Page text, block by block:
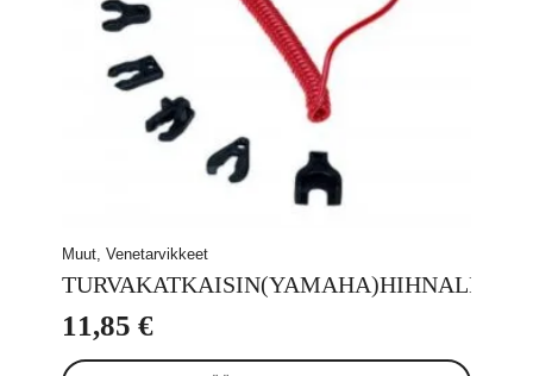
Muut, Venetarvikkeet
TURVAKATKAISIN(YAMAHA)HIHNALLA
11,85 €